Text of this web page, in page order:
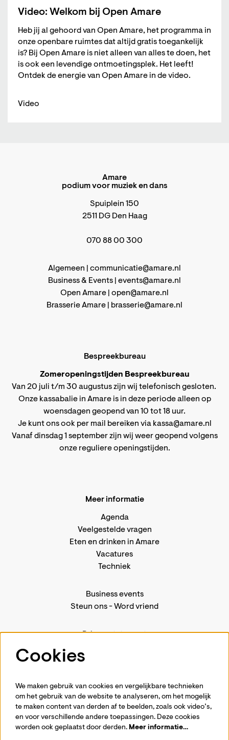
Video: Welkom bij Open Amare
Heb jij al gehoord van Open Amare, het programma in
onze openbare ruimtes dat altijd gratis toegankelijk
is? Bij Open Amare is niet alleen van alles te doen, het
is ook een levendige ontmoetingsplek. Het leeft!
Ontdek de energie van Open Amare in de video.
Video
Amare
podium voor muziek en dans
Spuiplein 150
2511 DG Den Haag
070 88 00 300
Algemeen | communicatie@amare.nl
Business & Events | events@amare.nl
Open Amare | open@amare.nl
Brasserie Amare |
brasserie@amare.nl
Bespreekbureau
Zomeropeningstijden Bespreekbureau
Van 20 juli t/m 30 augustus zijn wij telefonisch gesloten.
Onze kassabalie in Amare is in deze periode alleen op
woensdagen geopend van 10 tot 18 uur.
Je kunt ons ook per mail bereiken via kassa@amare.nl
Vanaf dinsdag 1 september zijn wij weer geopend volgens
onze reguliere openingstijden.
Meer informatie
Agenda
Veelgestelde vragen
Eten en drinken in Amare
Vacatures
Techniek
Business events
Steun ons-Word vriend
Privacystatement
Volg ons
Cookies
We maken gebruik van cookies en vergelijkbare technieken
om het gebruik van de website te analyseren, om het mogelijk
te maken content van derden af te beelden, zoals ook video’s,
en voor verschillende andere toepassingen. Deze cookies
worden ook geplaatst door derden. Meer informatie…